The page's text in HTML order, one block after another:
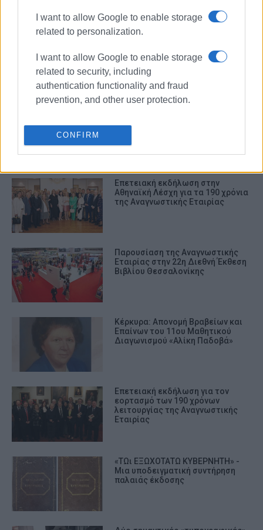
I want to allow Google to enable storage
related to personalization.
I want to allow Google to enable storage
related to security, including
authentication functionality and fraud
prevention, and other user protection.
CONFIRM
της Μαργαρίτας Αλμπάνα-
Μηνιάτη στην Αναγνωστική
Εταιρία Κερκύρας
Επετειακή εκδήλωση στην
Αθηναϊκή Λέσχη για τα 190 χρόνια
της Αναγνωστικής Εταιρίας
Παρουσίαση της Αναγνωστικής
Εταιρίας στην 22η Διεθνή Έκθεση
Βιβλίου Θεσσαλονίκης
Κέρκυρα: Απονομή Βραβείων και
Επαίνων του 11ου Μαθητικού
Διαγωνισμού «Αλίκη Παδοβά»
Επετειακή εκδήλωση για τον
εορτασμό των 190 χρόνων
λειτουργίας της Αναγνωστικής
Εταιρίας
«ΤΩι ΕΞΩΧΟΤΑΤΩ ΚΥΒΕΡΝΗΤΗ» -
Μια υποδειγματική συντήρηση
παλαιάς έκδοσης